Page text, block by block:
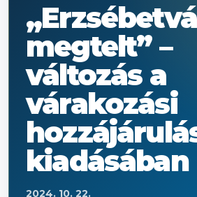
megtelt” –
változás a
várakozási
kiadásában
2024. 10. 22.